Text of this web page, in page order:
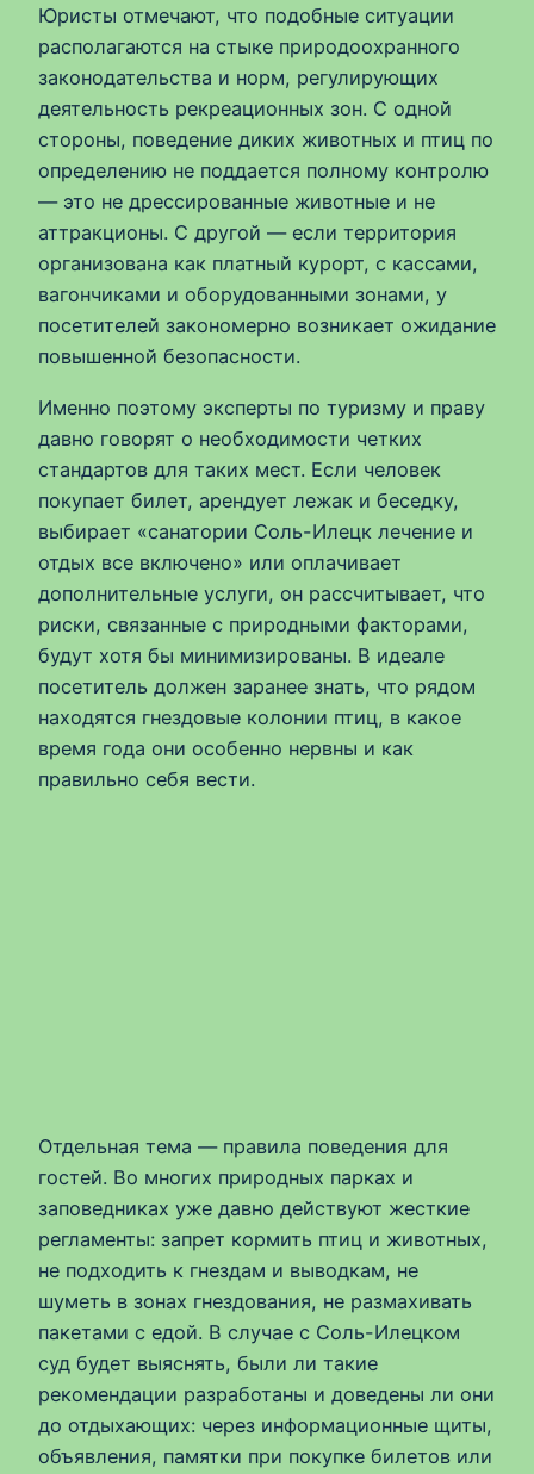
Юристы отмечают, что подобные ситуации
располагаются на стыке природоохранного
законодательства и норм, регулирующих
деятельность рекреационных зон. С одной
стороны, поведение диких животных и птиц по
определению не поддается полному контролю
— это не дрессированные животные и не
аттракционы. С другой — если территория
организована как платный курорт, с кассами,
вагончиками и оборудованными зонами, у
посетителей закономерно возникает ожидание
повышенной безопасности.
Именно поэтому эксперты по туризму и праву
давно говорят о необходимости четких
стандартов для таких мест. Если человек
покупает билет, арендует лежак и беседку,
выбирает «санатории Соль-Илецк лечение и
отдых все включено» или оплачивает
дополнительные услуги, он рассчитывает, что
риски, связанные с природными факторами,
будут хотя бы минимизированы. В идеале
посетитель должен заранее знать, что рядом
находятся гнездовые колонии птиц, в какое
время года они особенно нервны и как
правильно себя вести.
Отдельная тема — правила поведения для
гостей. Во многих природных парках и
заповедниках уже давно действуют жесткие
регламенты: запрет кормить птиц и животных,
не подходить к гнездам и выводкам, не
шуметь в зонах гнездования, не размахивать
пакетами с едой. В случае с Соль-Илецком
суд будет выяснять, были ли такие
рекомендации разработаны и доведены ли они
до отдыхающих: через информационные щиты,
объявления, памятки при покупке билетов или